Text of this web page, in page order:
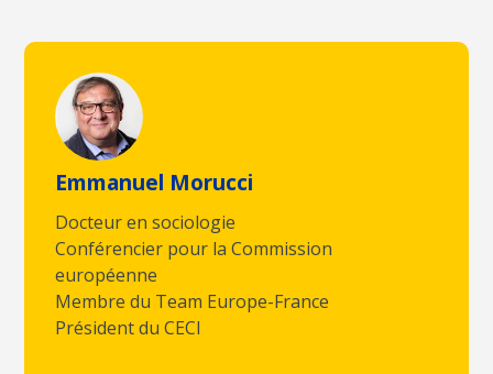
Emmanuel Morucci
Docteur en sociologie
Conférencier pour la Commission
européenne
Membre du Team Europe-France
Président du CECI